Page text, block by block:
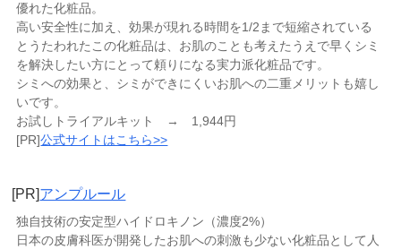
優れた化粧品。
高い安全性に加え、効果が現れる時間を1/2まで短縮されている
とうたわれたこの化粧品は、お肌のことも考えたうえで早くシミ
を解決したい方にとって頼りになる実力派化粧品です。
シミへの効果と、シミができにくいお肌への二重メリットも嬉し
いです。
お試しトライアルキット → 1,944円
[PR]公式サイトはこちら>>
[PR]アンプルール
独自技術の安定型ハイドロキノン（濃度2%）
日本の皮膚科医が開発したお肌への刺激も少ない化粧品として人